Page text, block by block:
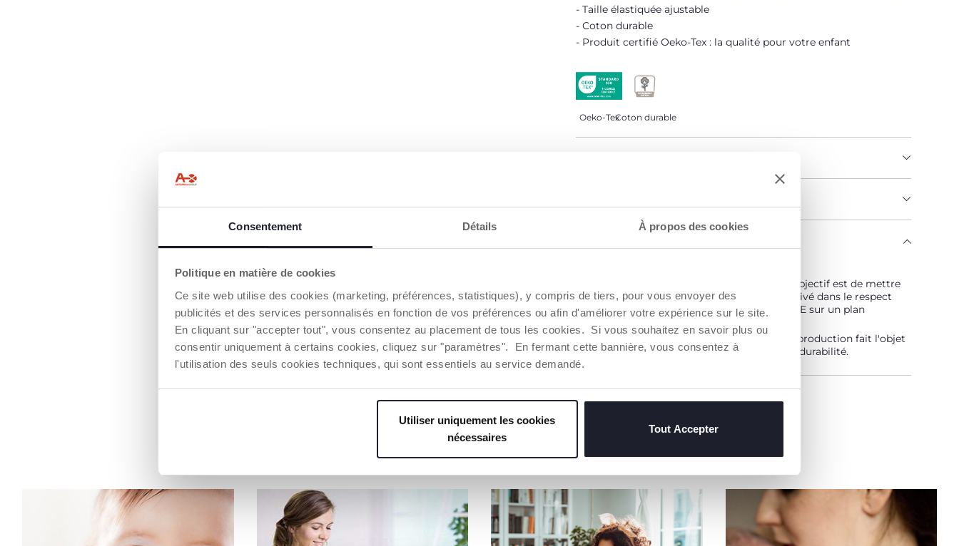
Consentement Détails À propos des cookies
Politique en matière de cookies
Ce site web utilise des cookies (marketing, préférences, statistiques), y compris de tiers, pour vous envoyer des
publicités et des services personnalisés en fonction de vos préférences ou afin d'améliorer votre expérience sur le site.
En cliquant sur "accepter tout", vous consentez au placement de tous les cookies. Si vous souhaitez en savoir plus ou
consentir uniquement à certains cookies, cliquez sur "paramètres". En fermant cette bannière, vous consentez à
l'utilisation des seuls cookies techniques, qui sont essentiels au service demandé.
Utiliser uniquement les cookies
nécessaires
Tout Accepter
Taille élastiquée ajustable
Coton durable
Produit certifié Oeko-Tex : la qualité pour votre enfant
Oeko-TexCoton durable
Coton cultivé selon un programme dont l'objectif est de mettre
sur le marché des fils certifiés de coton cultivé dans le respect
des principes qui en font un coton DURABLE sur un plan
environnemental, économique et social.
Toute la chaîne d'approvisionnement et de production fait l'objet
d'une traçabilité et des mêmes mesures de durabilité.
Trouver un Revendeur
NOS RECOMMANDATIONS